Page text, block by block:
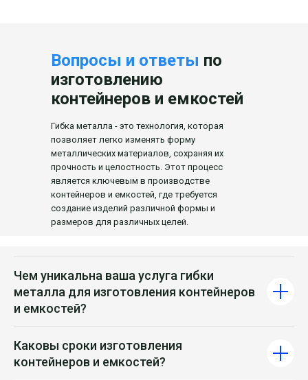
Вопросы и ответы по
изготовлению
контейнеров и емкостей
Гибка металла - это технология, которая
позволяет легко изменять форму
металлических материалов, сохраняя их
прочность и целостность. Этот процесс
является ключевым в производстве
контейнеров и емкостей, где требуется
создание изделий различной формы и
размеров для различных целей.
Чем уникальна ваша услуга гибки
металла для изготовления контейнеров
и емкостей?
Каковы сроки изготовления
контейнеров и емкостей?